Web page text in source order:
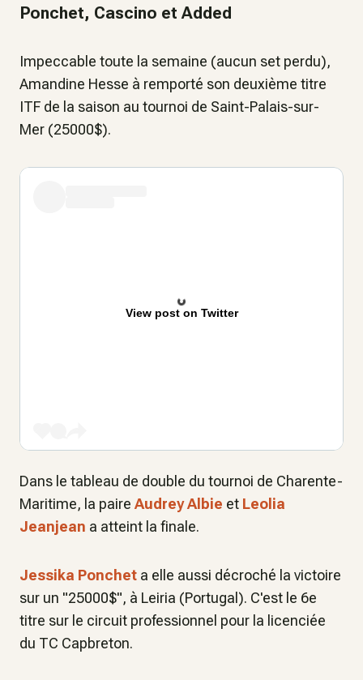
Ponchet, Cascino et Added
Impeccable toute la semaine (aucun set perdu),
Amandine Hesse à remporté son deuxième titre
ITF de la saison au tournoi de Saint-Palais-sur-
Mer (25000$).
View post on Twitter
Dans le tableau de double du tournoi de Charente-
Maritime, la paire Audrey Albie et Leolia
Jeanjean a atteint la finale.
Jessika Ponchet a elle aussi décroché la victoire
sur un "25000$", à Leiria (Portugal). C'est le 6e
titre sur le circuit professionnel pour la licenciée
du TC Capbreton.